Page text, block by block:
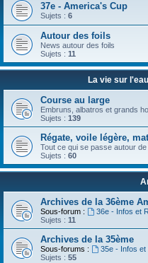
37e - America's Cup
Sujets : 6
Autour des foils
News autour des foils
Sujets : 11
La vie sur
Course au large
Embruns, albatros et grands
Sujets : 139
Régate, voile légère,
Tout ce qui se passe autour
Sujets : 60
Archives de la 36ème
Sous-forum :
36e - Infos et
Sujets : 11
Archives de la 35ème
Sous-forums : 35e - Infos et
Sujets : 55